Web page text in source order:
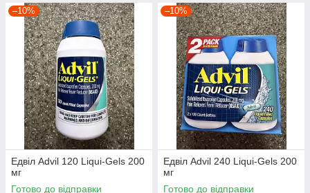
–10%
Едвіл Advil 120 Liqui-Gels 200
мг
Готово до відправки
–10%
Едвіл Advil 240 Liqui-Gels 200
мг
Готово до відправки